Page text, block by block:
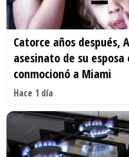
Catorce años después,
asesinato de su
conmocionó a Miami
Hace 1 día